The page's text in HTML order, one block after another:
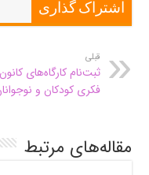
اشتراک گذاری
قبلی
ثبت‌نام کارگاه‌های
فکری کودکان و
مقاله‌های مرتبط